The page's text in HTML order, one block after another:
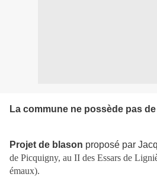
La commune ne possède pas
Projet de blason proposé par
de Picquigny, au II des Essars de
émaux).